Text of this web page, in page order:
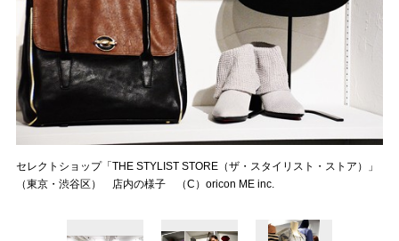
セレクトショップ「THE STYLIST STORE（ザ・スタイリスト・ストア）」
（東京・渋谷区） 店内の様子 （C）oricon ME inc.